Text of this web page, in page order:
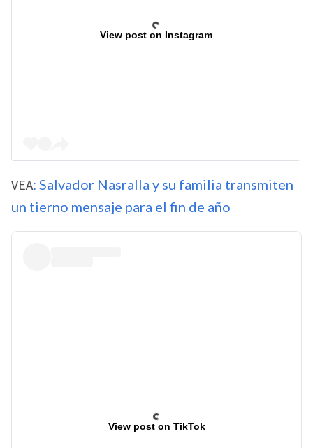
View post on Instagram
VEA: Salvador Nasralla y su familia transmiten
un tierno mensaje para el fin de año
View post on TikTok